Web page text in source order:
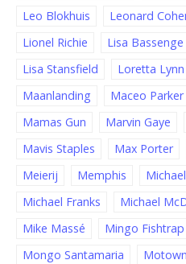
Leo Blokhuis
Leonard
Lionel Richie
Lisa Bassenge
Lisa Stansfield
Loretta Lynn
Maanlanding
Maceo Parker
Mamas Gun
Marvin Gaye
Mavis Staples
Max Porter
Meierij
Memphis
Michael Franks
Michael
Mike Massé
Mingo Fishtrap
Mongo Santamaria
Motown